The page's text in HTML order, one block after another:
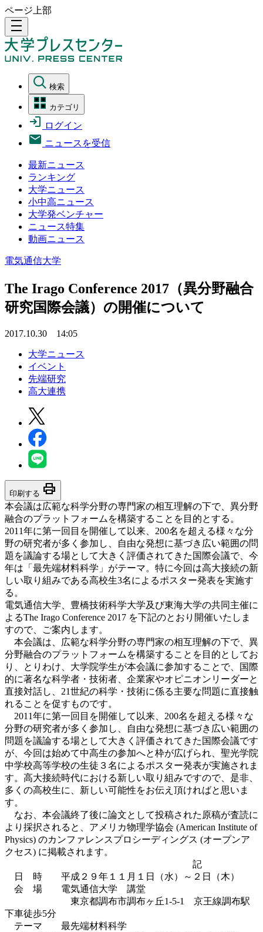
ページ上部
density_medium
検索
カテゴリ
ログイン
ニュースを受信
最新ニュース
ランキング
大学ニュース
小中高ニュース
大学発ベンチャー
ニュース特集
動画ニュース
電気通信大学
The Irago Conference 2017（異分野融合
研究国際会議）の開催について
2017.10.30 14:05
大学ニュース
イベント
先端研究
高大連携
印刷する print
本会議は広範な科学分野の専門家の相互理解の下で、異分野
融合のプラットフォームを構築することを目的とする。
2011年に第一回目を開催して以来、200名を超える様々な分
野の研究者が多く参加し、自由な発想に基づき広い範囲の問
題を議論する場として大きく評価されてきた国際会議で、今
年は「最先端材料科学」がテーマ。特に今回は高大接続の新
しい取り組みである高校生3名によるポスター発表を実施す
る。
電気通信大学、豊橋技術科学大学及び東海大学の共同主催に
よるThe Irago Conference 2017 を下記のとおり開催いたしま
すので、ご案内します。
本会議は、広範な科学分野の専門家の相互理解の下で、異
分野融合のプラットフォームを構築することを目的としてお
り、とりわけ、大学院学生が本会議に参加することで、国際
的に著名な科学者・技術者、企業家やオピニオンリーダーと
直接対話し、21世紀の科学・技術に係る主要な問題に直接触
れることを促すものです。
2011年に第一回目を開催して以来、200名を超える様々な
分野の研究者が多く参加し、自由な発想に基づき広い範囲の
問題を議論する場として大きく評価されてきた国際会議です
が、今回は始めて中高生の参加へと枠が広げられ、聖光学院
中学校高等学校の生徒３名によるポスター発表が実施されま
す。高大接続時代における新しい取り組みですので、是非、
多くの高校生に、新しい可能性をお伝え頂ければと思いま
す。
なお、本会議終了後に論文として投稿された原稿が査読に
より採択されると、アメリカ物理学協会 (American Institute of
Physics) のカンファレンスプロシーディングス (オープンア
クセス) に掲載されます。
記
日 時 平成２９年１１月１日（水）～２日（木）
会 場 電気通信大学 講堂
東京都調布市調布ヶ丘1-5-1 京王線調布駅
下車徒歩5分
テーマ 最先端材料科学